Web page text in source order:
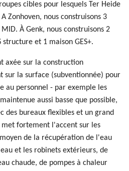
cibles pour lesquels Ter Heide
Zonhoven, nous construisons 3
À Genk, nous construisons 2
structure et 1 maison GES+.
axée sur la construction
sur la surface (subventionnée) pour
au personnel - par exemple les
aussi basse que possible,
des bureaux flexibles et un grand
fortement l'accent sur les
de la récupération de l'eau
et les robinets extérieurs, de
chaude, de pompes à chaleur